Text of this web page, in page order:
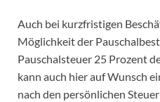
Auch bei kurzfristigen
Möglichkeit der
Pauschalsteuer 25 Prozent
kann auch hier auf Wunsch
nach den persönlichen